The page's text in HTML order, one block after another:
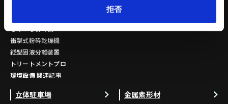
拒否
衝撃式粉砕乾燥機
縦型固液分離装置
トリートメントプロ
環境設備 関連記事
立体駐車場 金属素形材